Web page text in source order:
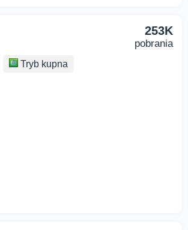
Tryb kupna
253K
pobrania